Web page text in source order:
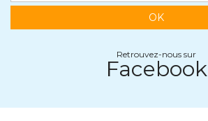
OK
Retrouvez-nous sur
Facebook